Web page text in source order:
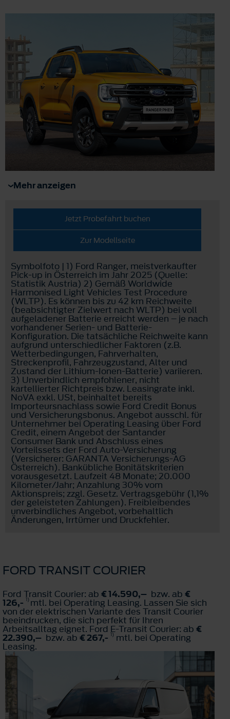
Mehr anzeigen
Jetzt Probefahrt buchen
Zur Modellseite
Symbolfoto | 1) Ford Ranger, meistverkaufter
Pick-up in Österreich im Jahr 2025 (Quelle:
Statistik Austria) 2) Gemäß Worldwide
Harmonised Light Vehicles Test Procedure
(WLTP). Es können bis zu 42 km Reichweite
(beabsichtigter Zielwert nach WLTP) bei voll
aufgeladener Batterie erreicht werden – je nach
vorhandener Serien- und Batterie-
Konfiguration. Die tatsächliche Reichweite kann
aufgrund unterschiedlicher Faktoren (z.B.
Wetterbedingungen, Fahrverhalten,
Streckenprofil, Fahrzeugzustand, Alter und
Zustand der Lithium-Ionen-Batterie) variieren.
3) Unverbindlich empfohlener, nicht
kartellierter Richtpreis bzw. Leasingrate inkl.
NoVA exkl. USt, beinhaltet bereits
Importeursnachlass sowie Ford Credit Bonus
und Versicherungsbonus. Angebot ausschl. für
Unternehmer bei Operating Leasing über Ford
Credit, einem Angebot der Santander
Consumer Bank und Abschluss eines
Vorteilssets der Ford Auto-Versicherung
(Versicherer: GARANTA Versicherungs-AG
Österreich). Bankübliche Bonitätskriterien
vorausgesetzt. Laufzeit 48 Monate; 20.000
Kilometer/Jahr; Anzahlung 30% vom
Aktionspreis; zzgl. Gesetz. Vertragsgebühr (1,1%
der geleisteten Zahlungen). Freibleibendes
unverbindliches Angebot, vorbehaltlich
Änderungen, Irrtümer und Druckfehler.
FORD TRANSIT COURIER
Ford Transit Courier: ab € 14.590,– bzw. ab €
126,- 1)mtl. bei Operating Leasing. Lassen Sie sich
von der elektrischen Variante des Transit Courier
beeindrucken, die sich perfekt für Ihren
Arbeitsalltag eignet. Ford E-Transit Courier: ab €
22.390,– bzw. ab € 267,- 1) mtl. bei Operating
Leasing.